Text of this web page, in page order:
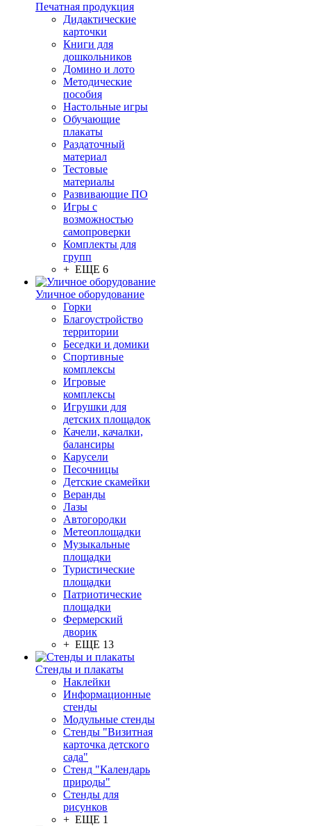
Печатная продукция
Дидактические
карточки
Книги для
дошкольников
Домино и лото
Методические
пособия
Настольные игры
Обучающие
плакаты
Раздаточный
материал
Тестовые
материалы
Развивающие ПО
Игры с
возможностью
самопроверки
Комплекты для
групп
+ ЕЩЕ 6
Уличное оборудование
Горки
Благоустройство
территории
Беседки и домики
Спортивные
комплексы
Игровые
комплексы
Игрушки для
детских площадок
Качели, качалки,
балансиры
Карусели
Песочницы
Детские скамейки
Веранды
Лазы
Автогородки
Метеоплощадки
Музыкальные
площадки
Туристические
площадки
Патриотические
площадки
Фермерский
дворик
+ ЕЩЕ 13
Стенды и плакаты
Наклейки
Информационные
стенды
Модульные стенды
Стенды "Визитная
карточка детского
сада"
Стенд "Календарь
природы"
Стенды для
рисунков
+ ЕЩЕ 1